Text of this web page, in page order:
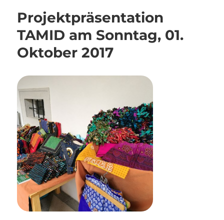
Projektpräsentation
TAMID am Sonntag, 01.
Oktober 2017